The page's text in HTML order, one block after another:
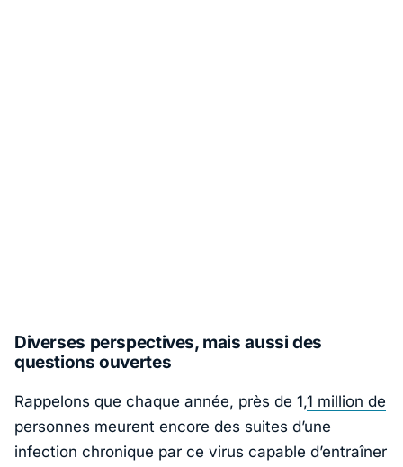
Diverses perspectives, mais aussi des
questions ouvertes
Rappelons que chaque année, près de 1,1 million de
personnes meurent encore des suites d’une
infection chronique par ce virus capable d’entraîner